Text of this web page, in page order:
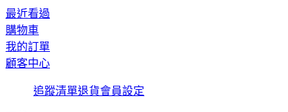
最近看過
購物車
我的訂單
顧客中心
追蹤清單退貨會員設定